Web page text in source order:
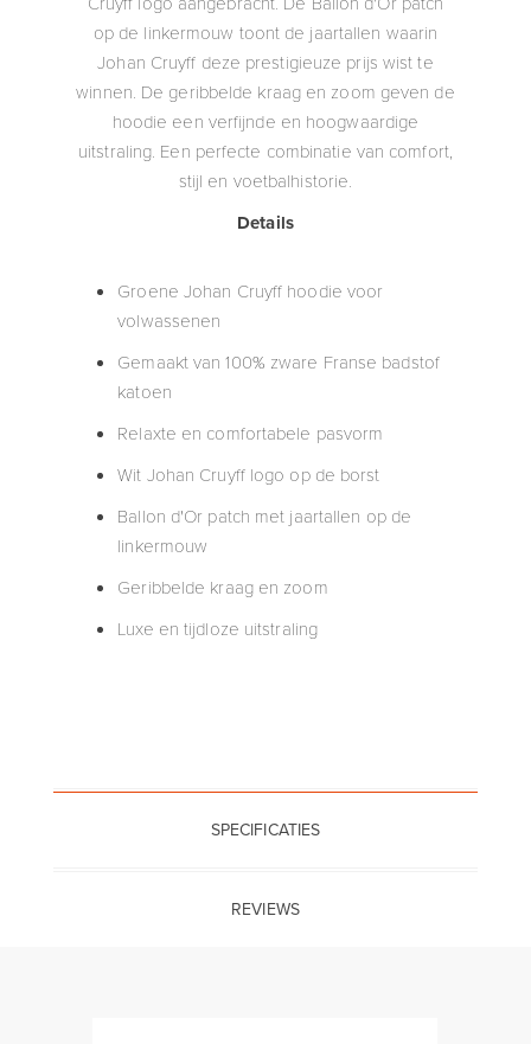
op de linkermouw toont de jaartallen waarin
Johan Cruyff deze prestigieuze prijs wist te
winnen. De geribbelde kraag en zoom geven de
hoodie een verfijnde en hoogwaardige
uitstraling. Een perfecte combinatie van comfort,
stijl en voetbalhistorie.
Details
Groene Johan Cruyff hoodie voor
volwassenen
Gemaakt van 100% zware Franse badstof
katoen
Relaxte en comfortabele pasvorm
Wit Johan Cruyff logo op de borst
Ballon d'Or patch met jaartallen op de
linkermouw
Geribbelde kraag en zoom
Luxe en tijdloze uitstraling
SPECIFICATIES
REVIEWS